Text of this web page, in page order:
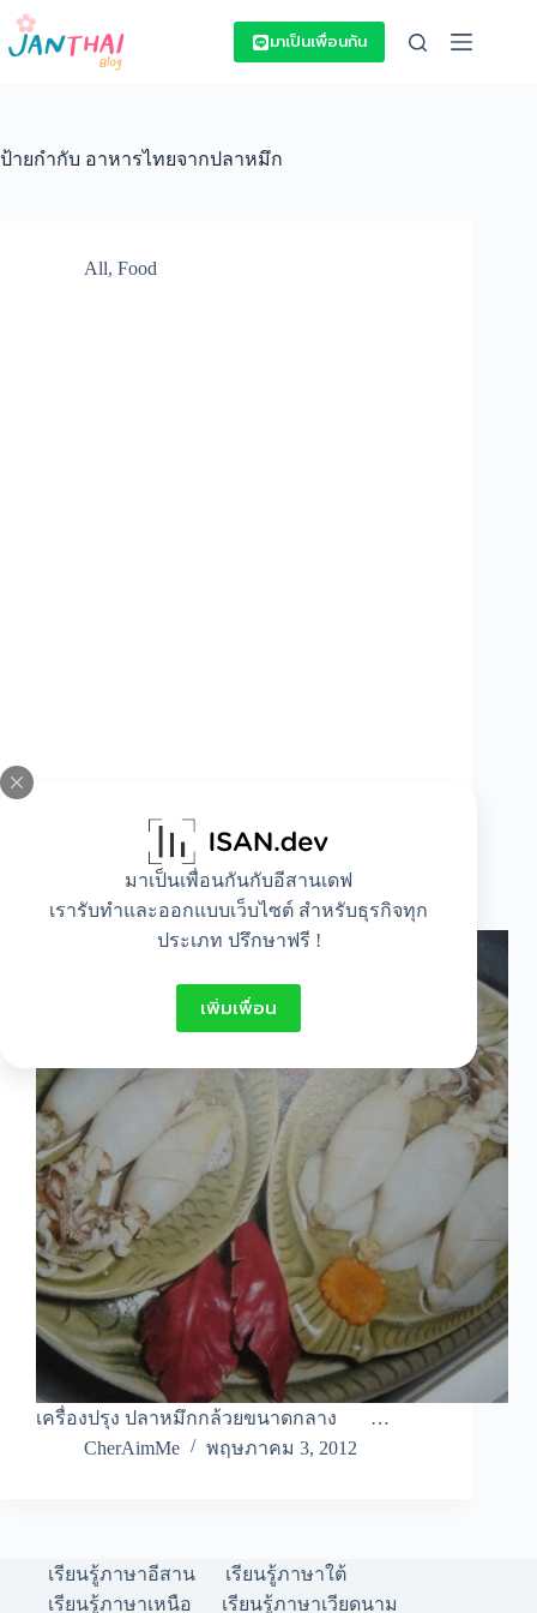
Skip
content
มาเป็นเพื่อนกันกับอีสานเดฟ
เรารับทำและออกแบบเว็บไซต์ สำหรับธุรกิจทุก
ประเภท ปรึกษาฟรี !
เพิ่มเพื่อน
มาเป็นเพื่อนกัน
ป้ายกำกับ อาหารไทยจากปลาหมึก
All, Food
วิธีทำปลาหมึกสอดไส้
เครื่องปรุง ปลาหมึกกล้วยขนาดกลาง …
CherAimMe
พฤษภาคม 3, 2012
เรียนรู้ภาษาอีสาน
เรียนรู้ภาษาใต้
เรียนรู้ภาษาเหนือ
เรียนรู้ภาษาเวียดนาม